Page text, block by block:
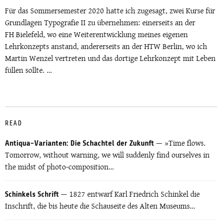
Für das Sommersemester 2020 hatte ich zugesagt, zwei Kurse für
Grundlagen Typografie II zu übernehmen: einerseits an der
FH Bielefeld, wo eine Weiterentwicklung meines eigenen
Lehrkonzepts anstand, andererseits an der HTW Berlin, wo ich
Martin Wenzel vertreten und das dortige Lehrkonzept mit Leben
füllen sollte. …
READ
Antiqua-Varianten: Die Schachtel der Zukunft
»Time flows.
Tomorrow, without warning, we will suddenly find ourselves in
the midst of photo-composition…
Schinkels Schrift
1827 entwarf Karl Friedrich Schinkel die
Inschrift, die bis heute die Schauseite des Alten Museums…